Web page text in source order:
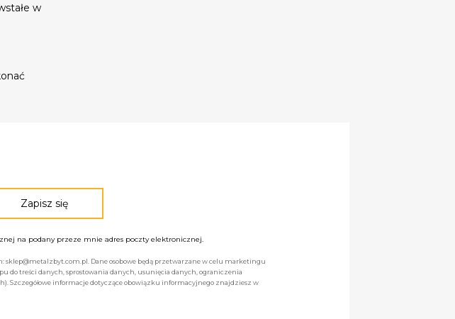
w
na podany przeze mnie adres poczty elektronicznej.
sklep@metalzbyt.com.pl. Dane osobowe będą przetwarzane w celu marketingu
do treści danych, sprostowania danych, usunięcia danych, ograniczenia
Szczegółowe informacje dotyczące obowiązku informacyjnego znajdziesz w